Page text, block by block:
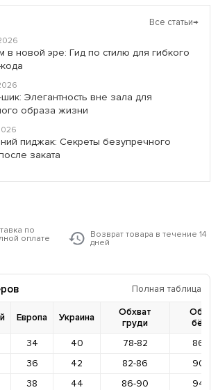
Все статьи→
в новой эре: Гид по стилю для гибкого
Элегантность вне зала для
образа жизни
пиджак: Секреты безупречного
заката
по
оплате
Возврат товара в течение 14
дней
Полная таблица
Европа Украина
Обхват
груди
34 40 78-82
86-
36 42 82-86
90-
38 44 86-90
94-